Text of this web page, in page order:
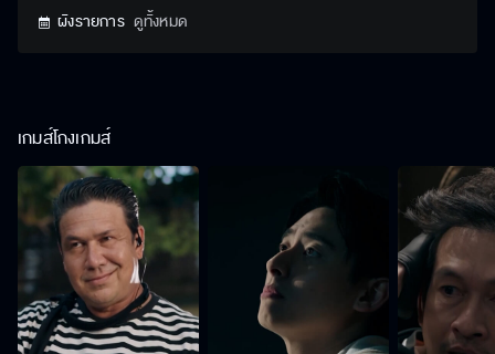
ผังรายการ ดูทั้งหมด
เกมส์โกงเกมส์